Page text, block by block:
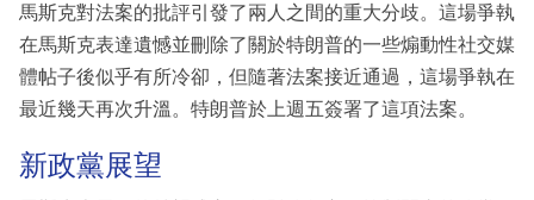
馬斯克對法案的批評引發了兩人之間的重大分歧。這場爭執
在馬斯克表達遺憾並刪除了關於特朗普的一些煽動性社交媒
體帖子後似乎有所冷卻，但隨著法案接近通過，這場爭執在
最近幾天再次升溫。特朗普於上週五簽署了這項法案。
新政黨展望